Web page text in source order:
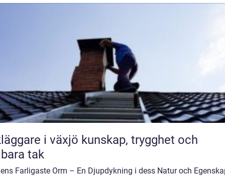
i växjö kunskap, trygghet och
tak
Farligaste Orm – En Djupdykning i dess Natur och